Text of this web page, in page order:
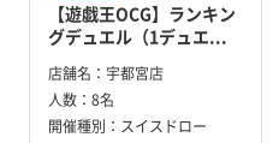
【遊戯王OCG】ランキン
グデュエル（1デュエ...
店舗名： 宇都宮店
人数： 8名
開催種別： スイスドロー